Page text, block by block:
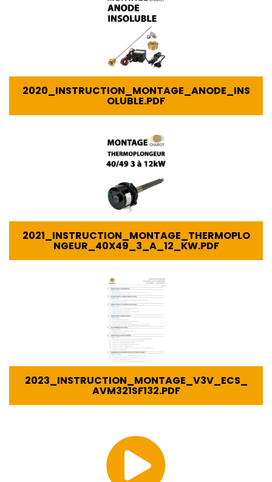
2020_INSTRUCTION_MONTAGE_ANODE_INS
OLUBLE.PDF
2021_INSTRUCTION_MONTAGE_THERMOPLO
NGEUR_40X49_3_A_12_KW.PDF
2023_INSTRUCTION_MONTAGE_V3V_ECS_
AVM321SF132.PDF